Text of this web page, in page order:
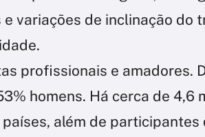
variações de inclinação do
profissionais e amadores.
homens. Há cerca de 4,6
além de participantes